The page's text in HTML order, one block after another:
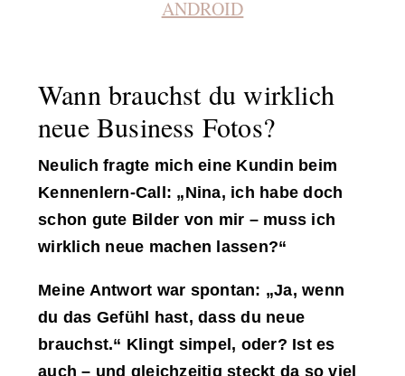
ANDROID
Wann brauchst du wirklich
neue Business Fotos?
Neulich fragte mich eine Kundin beim
Kennenlern-Call: „Nina, ich habe doch
schon gute Bilder von mir – muss ich
wirklich neue machen lassen?“
Meine Antwort war spontan: „Ja, wenn
du das Gefühl hast, dass du neue
brauchst.“ Klingt simpel, oder? Ist es
auch – und gleichzeitig steckt da so viel